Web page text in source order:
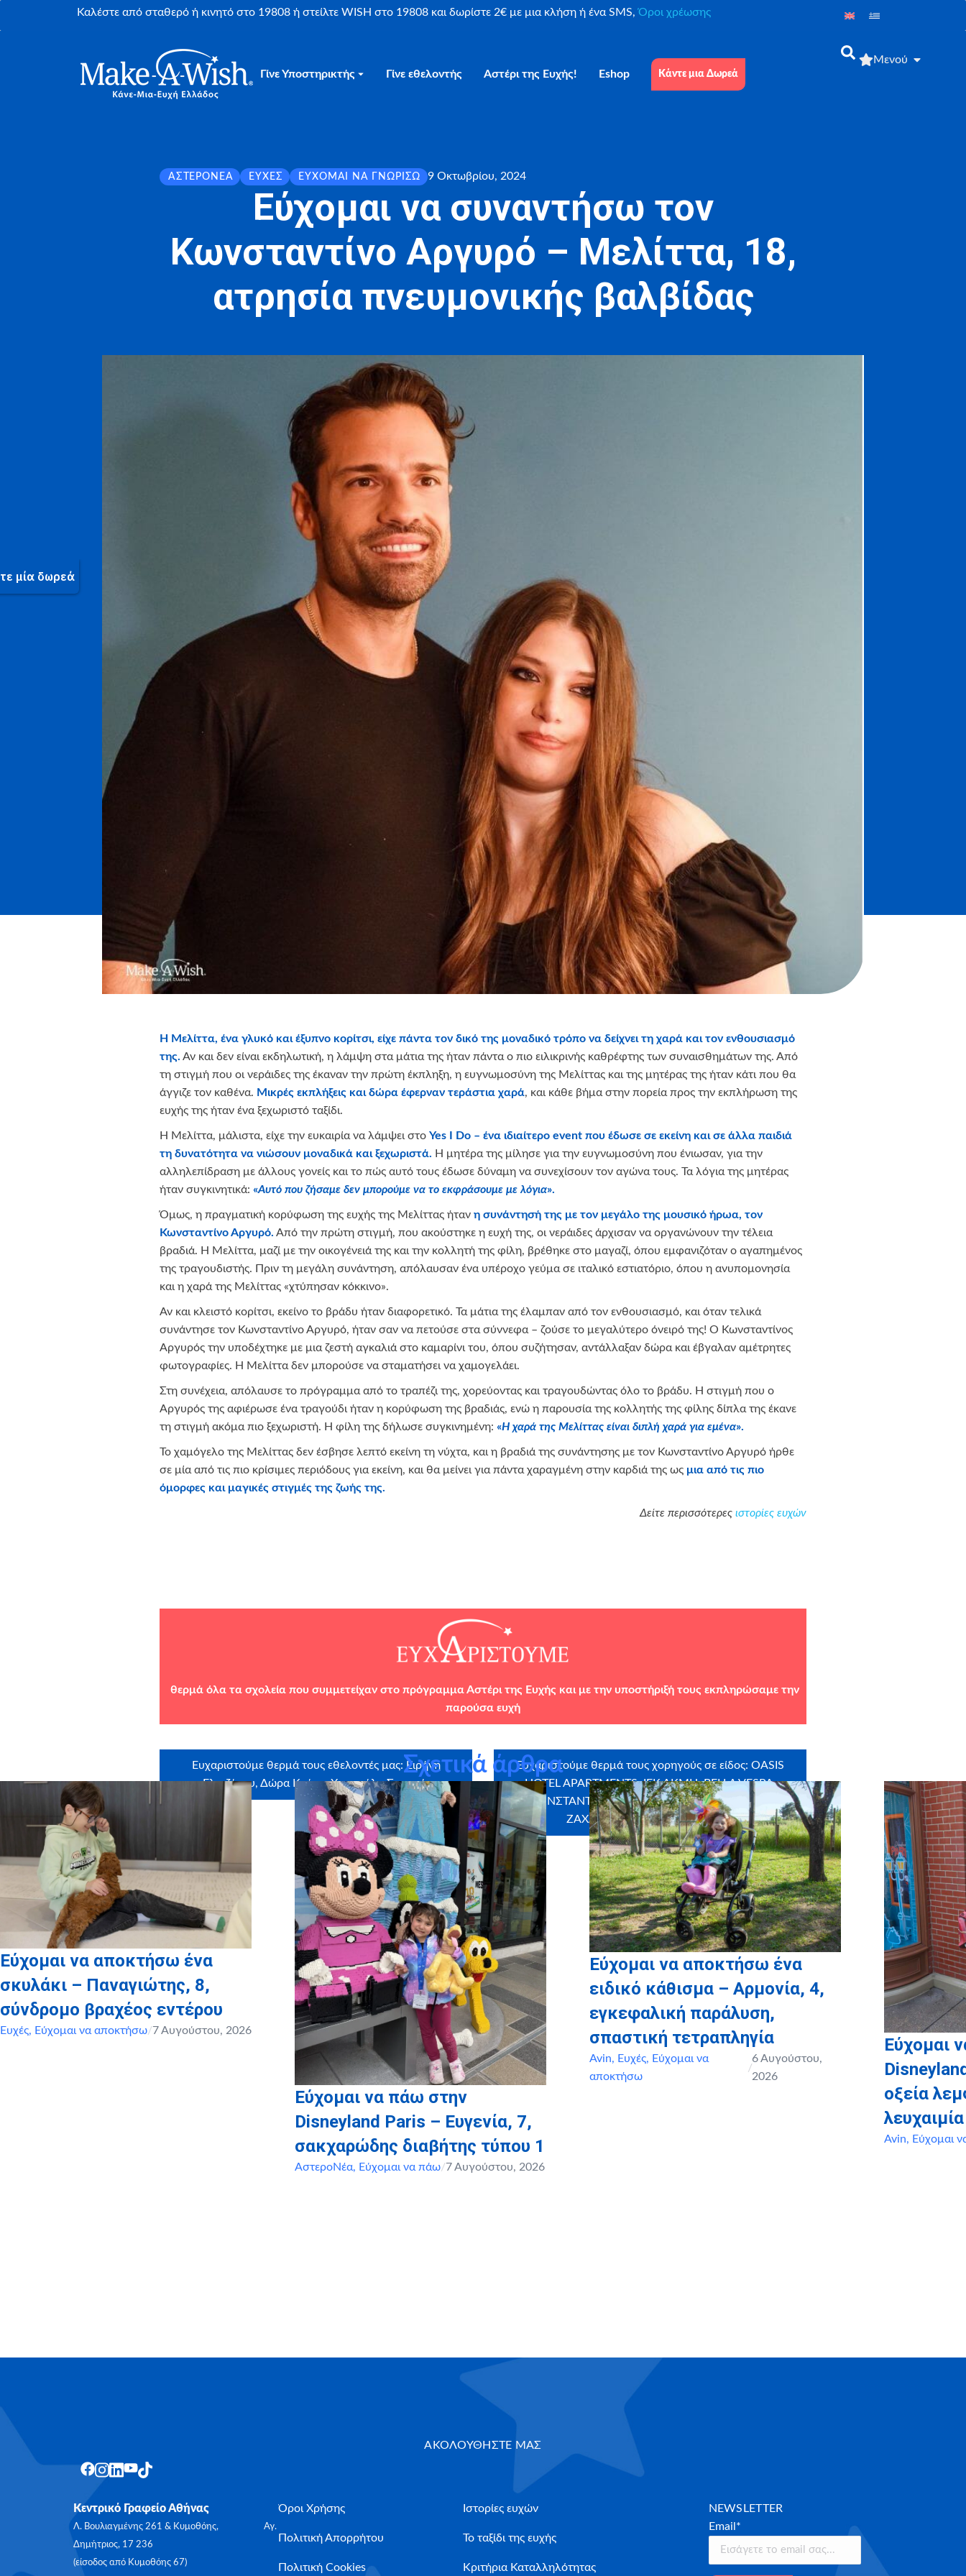
Καλέστε από σταθερό ή κινητό στο 19808 ή στείλτε WISH στο 19808 και δωρίστε 2€ με μια κλήση ή ένα SMS,Όροι χρέωσης
Γίνε Υποστηρικτής Γίνε εθελοντής Αστέρι της Ευχής! Eshop Κάντε μια Δωρεά
Μενού
ΑΣΤΕΡΟΝΈΑ ΕΥΧΈΣ ΕΎΧΟΜΑΙ ΝΑ ΓΝΩΡΊΣΩ 9 Οκτωβρίου, 2024
Εύχομαι να συναντήσω τον
Κωνσταντίνο Αργυρό – Μελίττα, 18,
ατρησία πνευμονικής βαλβίδας
Η Μελίττα, ένα γλυκό και έξυπνο κορίτσι, είχε πάντα τον δικό της μοναδικό τρόπο να δείχνει τη χαρά και τον ενθουσιασμό
της. Αν και δεν είναι εκδηλωτική, η λάμψη στα μάτια της ήταν πάντα ο πιο ειλικρινής καθρέφτης των συναισθημάτων της. Από
τη στιγμή που οι νεράιδες της έκαναν την πρώτη έκπληξη, η ευγνωμοσύνη της Μελίττας και της μητέρας της ήταν κάτι που θα
άγγιζε τον καθένα. Μικρές εκπλήξεις και δώρα έφερναν τεράστια χαρά, και κάθε βήμα στην πορεία προς την εκπλήρωση της
ευχής της ήταν ένα ξεχωριστό ταξίδι.
Η Μελίττα, μάλιστα, είχε την ευκαιρία να λάμψει στο Yes I Do – ένα ιδιαίτερο event που έδωσε σε εκείνη και σε άλλα παιδιά
τη δυνατότητα να νιώσουν μοναδικά και ξεχωριστά. Η μητέρα της μίλησε για την ευγνωμοσύνη που ένιωσαν, για την
αλληλεπίδραση με άλλους γονείς και το πώς αυτό τους έδωσε δύναμη να συνεχίσουν τον αγώνα τους. Τα λόγια της μητέρας
ήταν συγκινητικά: «Αυτό που ζήσαμε δεν μπορούμε να το εκφράσουμε με λόγια».
Όμως, η πραγματική κορύφωση της ευχής της Μελίττας ήταν η συνάντησή της με τον μεγάλο της μουσικό ήρωα, τον
Κωνσταντίνο Αργυρό. Από την πρώτη στιγμή, που ακούστηκε η ευχή της, οι νεράιδες άρχισαν να οργανώνουν την τέλεια
βραδιά. Η Μελίττα, μαζί με την οικογένειά της και την κολλητή της φίλη, βρέθηκε στο μαγαζί, όπου εμφανιζόταν ο αγαπημένος
της τραγουδιστής. Πριν τη μεγάλη συνάντηση, απόλαυσαν ένα υπέροχο γεύμα σε ιταλικό εστιατόριο, όπου η ανυπομονησία
και η χαρά της Μελίττας «χτύπησαν κόκκινο».
Αν και κλειστό κορίτσι, εκείνο το βράδυ ήταν διαφορετικό. Τα μάτια της έλαμπαν από τον ενθουσιασμό, και όταν τελικά
συνάντησε τον Κωνσταντίνο Αργυρό, ήταν σαν να πετούσε στα σύννεφα – ζούσε το μεγαλύτερο όνειρό της! Ο Κωνσταντίνος
Αργυρός την υποδέχτηκε με μια ζεστή αγκαλιά στο καμαρίνι του, όπου συζήτησαν, αντάλλαξαν δώρα και έβγαλαν αμέτρητες
φωτογραφίες. Η Μελίττα δεν μπορούσε να σταματήσει να χαμογελάει.
Στη συνέχεια, απόλαυσε το πρόγραμμα από το τραπέζι της, χορεύοντας και τραγουδώντας όλο το βράδυ. Η στιγμή που ο
Αργυρός της αφιέρωσε ένα τραγούδι ήταν η κορύφωση της βραδιάς, ενώ η παρουσία της κολλητής της φίλης δίπλα της έκανε
τη στιγμή ακόμα πιο ξεχωριστή. Η φίλη της δήλωσε συγκινημένη: «Η χαρά της Μελίττας είναι διπλή χαρά για εμένα».
Το χαμόγελο της Μελίττας δεν έσβησε λεπτό εκείνη τη νύχτα, και η βραδιά της συνάντησης με τον Κωνσταντίνο Αργυρό ήρθε
σε μία από τις πιο κρίσιμες περιόδους για εκείνη, και θα μείνει για πάντα χαραγμένη στην καρδιά της ως μια από τις πιο
όμορφες και μαγικές στιγμές της ζωής της.
Δείτε περισσότερες ιστορίες ευχών
θερμά όλα τα σχολεία που συμμετείχαν στο πρόγραμμα Αστέρι της Ευχής και με την υποστήριξή τους εκπληρώσαμε την
παρούσα ευχή
Ευχαριστούμε θερμά τους εθελοντές μας: Ειρήνη
Γλετζάκου, Δώρα Κούνα, Χρυσούλα Σπανού
Ευχαριστούμε θερμά τους χορηγούς σε είδος: OASIS
HOTEL APARTMENTS, ΙΕΚ ΑΚΜΗ, BELLA VESPA,
ΚΩΝΣΤΑΝΤΙΝΟΣ ΜΠΕΖΑΣ, MYIKONA, FRESH
ΖΑΧΑΡΟΠΛΑΣΤΕΙΑ, CRAFTBOX
Σχετικά άρθρα
Εύχομαι να αποκτήσω ένα
σκυλάκι – Παναγιώτης, 8,
σύνδρομο βραχέος εντέρου
Ευχές, Εύχομαι να αποκτήσω/7 Αυγούστου, 2026
Εύχομαι να πάω στην
Disneyland Paris – Ευγενία, 7,
σακχαρώδης διαβήτης τύπου 1
ΑστεροΝέα, Εύχομαι να πάω/7 Αυγούστου, 2026
Εύχομαι να αποκτήσω ένα
ειδικό κάθισμα – Αρμονία, 4,
εγκεφαλική παράλυση,
σπαστική τετραπληγία
Avin, Ευχές, Εύχομαι να
αποκτήσω
/
6 Αυγούστου,
2026
Εύχομαι
οξεία
λευχαιμία
Avin, Εύχομαι
ΑΚΟΛΟΥΘΗΣΤΕ ΜΑΣ
Κεντρικό Γραφείο Αθήνας
Λ. Βουλιαγμένης 261 & Κυμοθόης, Αγ.
Δημήτριος, 17 236
(είσοδος από Κυμοθόης 67)
Όροι Χρήσης
Πολιτική Απορρήτου
Πολιτική Cookies
Ιστορίες ευχών
Το ταξίδι της ευχής
Κριτήρια Καταλληλότητας
NEWSLETTER
Email*